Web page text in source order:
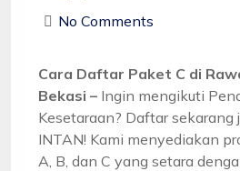
No Comments
Cara Daftar Paket C di
Bekasi – Ingin mengikuti
Kesetaraan? Daftar sekarang
INTAN! Kami menyediakan
A, B, dan C yang setara